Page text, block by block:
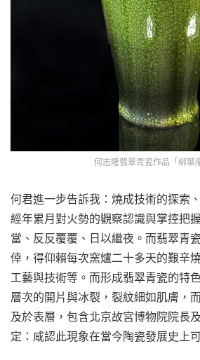
何志隆翡翠青瓷作品「柳葉
何君進一步告訴我：燒成技術的探索
經年累月對火勢的觀察認識與掌控把
當、反反覆覆、日以繼夜。而翡翠青
倖，得仰賴每次窯爐二十多天的艱辛
工藝與技術等。而形成翡翠青瓷的特
層次的開片與冰裂，裂紋細如肌膚，
及於表層，包含北京故宮博物院院長
定：咸認此現象在當今陶瓷發展史上